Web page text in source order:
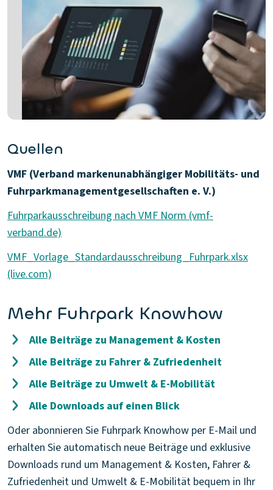
Quellen
VMF (Verband markenunabhängiger Mobilitäts- und
Fuhrparkmanagementgesellschaften e. V.)
Fuhrparkausschreibung nach VMF Norm (vmf-
verband.de)
VMF_Vorlage_Standardausschreibung_Fuhrpark.xlsx
(live.com)
Mehr Fuhrpark Knowhow
Alle Beiträge zu Management & Kosten
Alle Beiträge zu Fahrer & Zufriedenheit
Alle Beiträge zu Umwelt & E-Mobilität
Alle Downloads auf einen Blick
Oder abonnieren Sie Fuhrpark Knowhow per E-Mail und
erhalten Sie automatisch neue Beiträge und exklusive
Downloads rund um Management & Kosten, Fahrer &
Zufriedenheit und Umwelt & E-Mobilität bequem in Ihr